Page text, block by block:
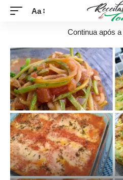
Aa
Continua após